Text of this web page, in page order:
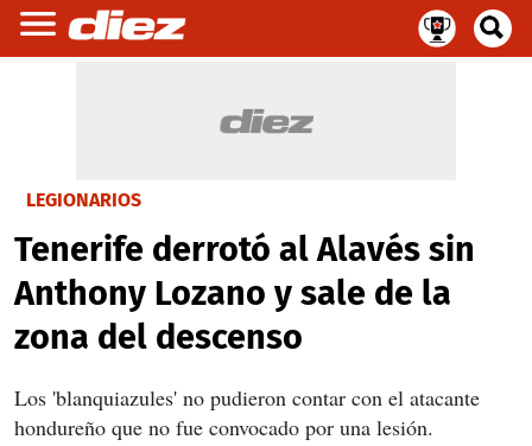
LEGIONARIOS
Tenerife derrotó al Alavés sin
Anthony Lozano y sale de la
zona del descenso
Los 'blanquiazules' no pudieron contar con el atacante
hondureño que no fue convocado por una lesión.